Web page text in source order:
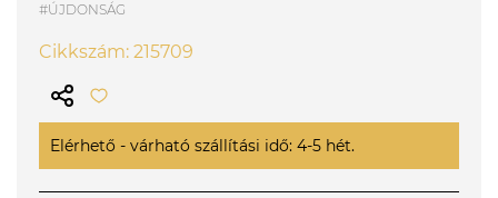
#ÚJDONSÁG
Cikkszám: 215709
Elérhető - várható szállítási idő: 4-5 hét.